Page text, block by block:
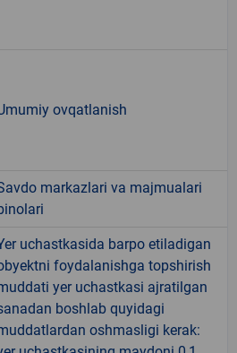
ovqatlanish
markazlari va majmualari
uchastkasida barpo etiladigan
foydalanishga topshirish
yer uchastkasi ajratilgan
boshlab quyidagi
oshmasligi kerak: